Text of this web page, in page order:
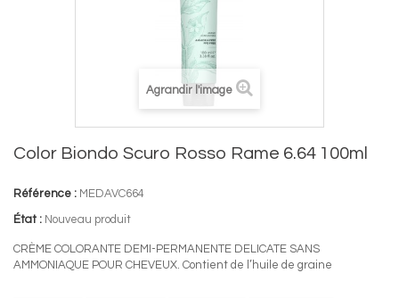
Agrandir l'image
Color Biondo Scuro Rosso Rame 6.64 100ml
Référence : MEDAVC664
État : Nouveau produit
CRÈME COLORANTE DEMI-PERMANENTE DELICATE SANS
AMMONIAQUE POUR CHEVEUX. Contient de l’huile de graine